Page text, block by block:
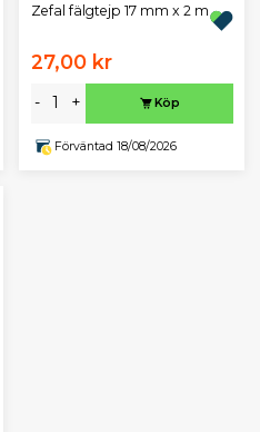
Zefal fälgtejp 17 mm x 2 m
27,00 kr
- + Köp
Förväntad 18/08/2026